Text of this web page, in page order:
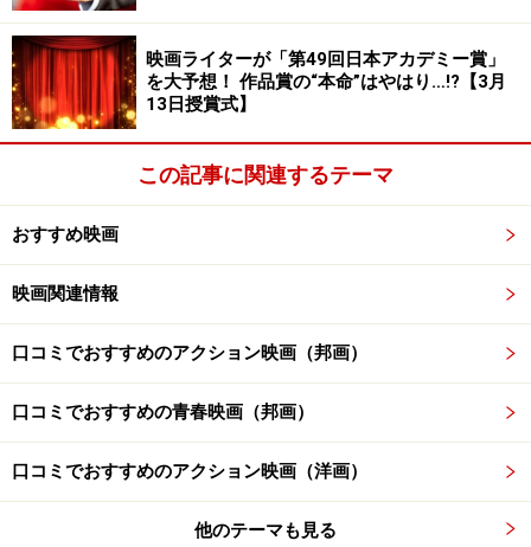
映画ライターが「第49回日本アカデミー賞」
を大予想！ 作品賞の“本命”はやはり…!?【3月
13日授賞式】
この記事に関連するテーマ
おすすめ映画
映画関連情報
口コミでおすすめのアクション映画（邦画）
口コミでおすすめの青春映画（邦画）
口コミでおすすめのアクション映画（洋画）
他のテーマも見る